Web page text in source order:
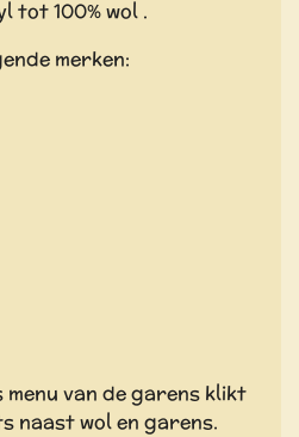
tot 100% wol .
merken:
van de garens klikt
naast wol en garens.